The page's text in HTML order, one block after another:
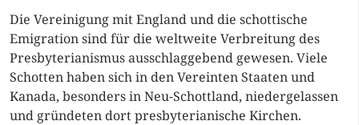
Die Vereinigung mit England und die schottische
Emigration sind für die weltweite Verbreitung des
Presbyterianismus ausschlaggebend gewesen. Viele
Schotten haben sich in den Vereinten Staaten und
Kanada, besonders in Neu-Schottland, niedergelassen
und gründeten dort presbyterianische Kirchen.